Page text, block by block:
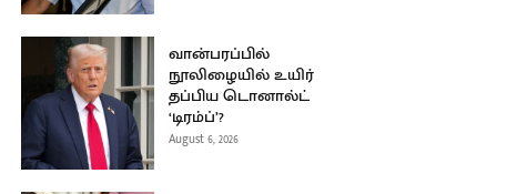
வான்பரப்பில்
நூலிழையில் உயிர்
தப்பிய டொனால்ட்
‘டிரம்ப்’?
August 6, 2026